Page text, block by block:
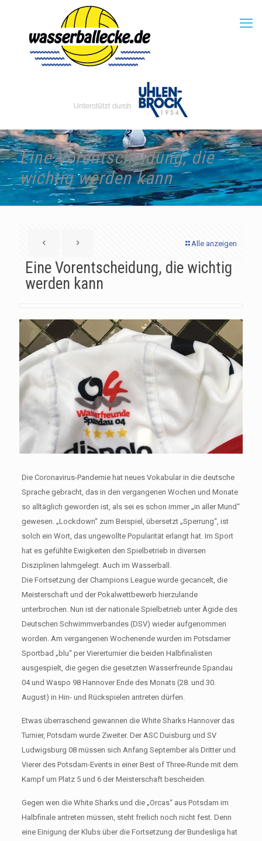
Eine Vorentscheidung, die
wichtig werden kann
Alle anzeigen
Eine Vorentscheidung, die wichtig
werden kann
Die Coronavirus-Pandemie hat neues Vokabular in die deutsche
Sprache gebracht, das in den vergangenen Wochen und Monate
so alltäglich geworden ist, als sei es schon immer „in aller Mund“
gewesen. „Lockdown“ zum Beispiel, übersetzt „Sperrung“, ist
solch ein Wort, das ungewollte Popularität erlangt hat. Im Sport
hat es gefühlte Ewigkeiten den Spielbetrieb in diversen
Disziplinen lahmgelegt. Auch im Wasserball.
Die Fortsetzung der Champions League wurde gecancelt, die
Meisterschaft und der Pokalwettbewerb hierzulande
unterbrochen. Nun ist der nationale Spielbetrieb unter Ägide des
Deutschen Schwimmverbandes (DSV) wieder aufgenommen
worden. Am vergangenen Wochenende wurden im Potsdamer
Sportbad „blu“ per Viererturnier die beiden Halbfinalisten
ausgespielt, die gegen die gesetzten Wasserfreunde Spandau
04 und Waspo 98 Hannover Ende des Monats (28. und 30.
August) in Hin- und Rückspielen antreten dürfen.
Etwas überraschend gewannen die White Sharks Hannover das
Turnier, Potsdam wurde Zweiter. Der ASC Duisburg und SV
Ludwigsburg 08 müssen sich Anfang September als Dritter und
Vierer des Potsdam-Events in einer Best of Three-Runde mit dem
Kampf um Platz 5 und 6 der Meisterschaft bescheiden.
Gegen wen die White Sharks und die „Orcas“ aus Potsdam im
Halbfinale antreten müssen, steht freilich noch nicht fest. Denn
eine Einigung der Klubs über die Fortsetzung der Bundesliga hat